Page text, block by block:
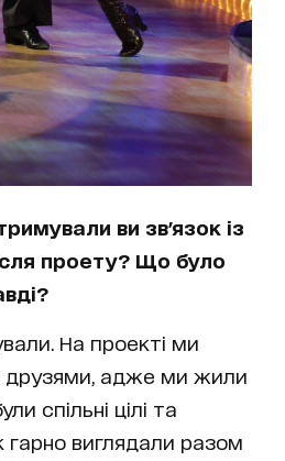
ви зв'язок із
проету? Що було
На проекті ми
друзями, адже ми жили
спільні цілі та
гарно виглядали разом